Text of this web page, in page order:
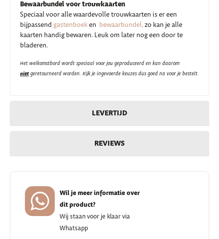
LEVERTIJD
REVIEWS
Bewaarbundel voor trouwkaarten
Speciaal voor alle waardevolle trouwkaarten is er een
bijpassend gastenboeken bewaarbundel,zo kan je alle
kaarten handig bewaren. Leuk om later nog een door te
bladeren.
Het welkomstbord wordt speciaal voor jou geproduceerd en kan daarom
nietgeretourneerd worden. Kijk je ingevoerde keuzes dus goed na voor je bestelt.
Wil je meer informatie over
dit product?
Wij staan voor je klaar via
Whatsapp